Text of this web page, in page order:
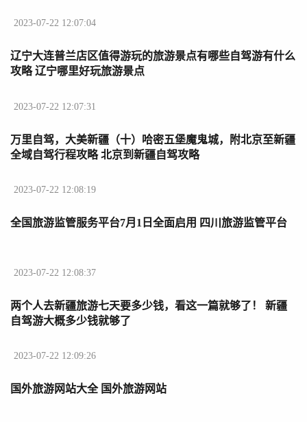
2023-07-22 12:07:04
辽宁大连普兰店区值得游玩的旅游景点有哪些自驾游有什么
攻略 辽宁哪里好玩旅游景点
2023-07-22 12:07:31
万里自驾，大美新疆（十）哈密五堡魔鬼城，附北京至新疆
全域自驾行程攻略 北京到新疆自驾攻略
2023-07-22 12:08:19
全国旅游监管服务平台7月1日全面启用 四川旅游监管平台
2023-07-22 12:08:37
两个人去新疆旅游七天要多少钱，看这一篇就够了！ 新疆
自驾游大概多少钱就够了
2023-07-22 12:09:26
国外旅游网站大全 国外旅游网站